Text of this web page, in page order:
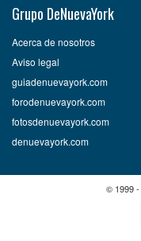
Grupo DeNuevaYork
Acerca de nosotros
Aviso legal
guiadenuevayork.com
forodenuevayork.com
fotosdenuevayork.com
denuevayork.com
© 1999 -